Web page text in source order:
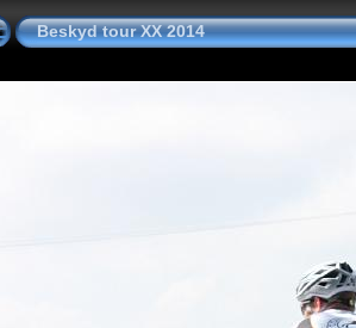
Beskyd tour XX 2014